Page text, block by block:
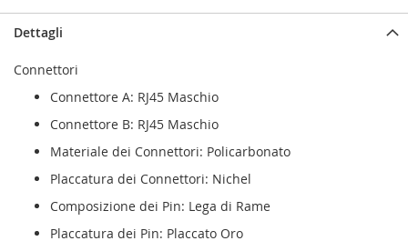
Dettagli
Connettori
Connettore A: RJ45 Maschio
Connettore B: RJ45 Maschio
Materiale dei Connettori: Policarbonato
Placcatura dei Connettori: Nichel
Composizione dei Pin: Lega di Rame
Placcatura dei Pin: Placcato Oro